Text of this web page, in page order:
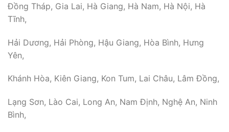
Đồng Tháp, Gia Lai, Hà Giang, Hà Nam, Hà Nội, Hà
Tĩnh,
Hải Dương, Hải Phòng, Hậu Giang, Hòa Bình, Hưng
Yên,
Khánh Hòa, Kiên Giang, Kon Tum, Lai Châu, Lâm Đồng,
Lạng Sơn, Lào Cai, Long An, Nam Định, Nghệ An, Ninh
Bình,